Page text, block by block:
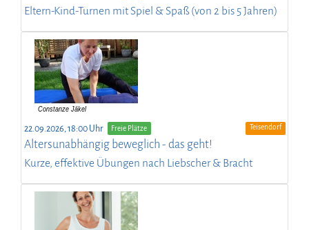
Eltern-Kind-Turnen mit Spiel & Spaß (von 2 bis 5 Jahren)
22.09.2026, 18:00 Uhr Freie Plätze Teisendorf
Altersunabhängig beweglich - das geht!
Kurze, effektive Übungen nach Liebscher & Bracht